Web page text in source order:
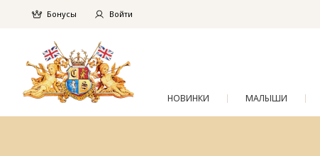
Бонусы Войти
НОВИНКИ МАЛЫШИ